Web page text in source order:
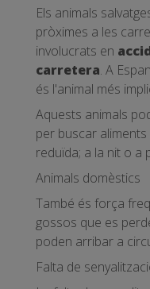
Els animals
pròximes a les
involucrats en
carretera. A
és l'animal més
Aquests animals
per buscar
reduïda; a la nit o a
Animals domèstics
També és força
gossos que es
poden arribar a
Falta de